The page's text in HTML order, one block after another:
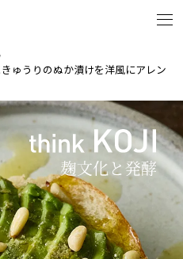
・大分の歩きたくなる道
・相原正明フォトエッセイ
・大分ゆかりのあの人
・大分に暮らすということ
・Dr.下田の新本格焼酎論
ゅうりのぬか漬けを洋風にアレン